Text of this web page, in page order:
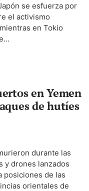
se esfuerza por
el activismo
en Tokio
en Yemen
de hutíes
durante las
y drones lanzados
posiciones de las
orientales de